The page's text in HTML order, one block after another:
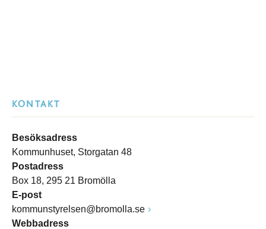
KONTAKT
Besöksadress
Kommunhuset, Storgatan 48
Postadress
Box 18, 295 21 Bromölla
E-post
kommunstyrelsen@bromolla.se
Webbadress